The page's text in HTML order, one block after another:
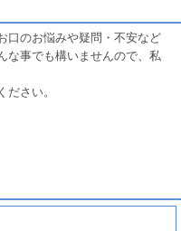
口のお悩みや疑問・不安など
な事でも構いませんので、私
さい。